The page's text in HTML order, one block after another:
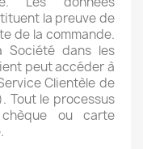
la preuve de
de la commande.
Société dans les
peut accéder à
Clientèle de
Tout le processus
ou carte